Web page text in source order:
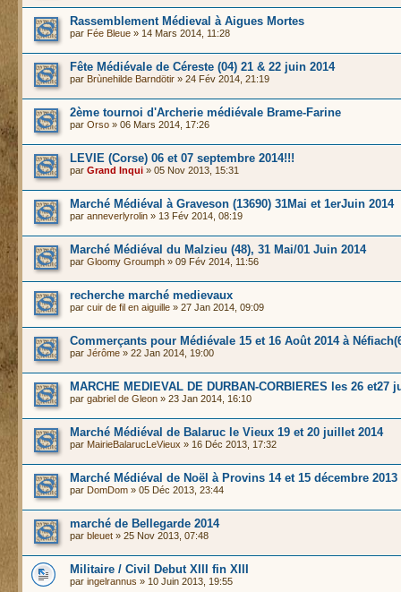
Rassemblement Médieval à Aigues Mortes
par Fée Bleue » 14 Mars 2014, 11:28
Fête Médiévale de Céreste (04) 21 & 22 juin 2014
par Brùnehilde Barndötir » 24 Fév 2014, 21:19
2ème tournoi d'Archerie médiévale Brame-Farine
par Orso » 06 Mars 2014, 17:26
LEVIE (Corse) 06 et 07 septembre 2014!!!
par Grand Inqui » 05 Nov 2013, 15:31
Marché Médiéval à Graveson (13690) 31Mai et 1erJuin 2014
par anneverlyrolin » 13 Fév 2014, 08:19
Marché Médiéval du Malzieu (48), 31 Mai/01 Juin 2014
par Gloomy Groumph » 09 Fév 2014, 11:56
recherche marché medievaux
par cuir de fil en aiguille » 27 Jan 2014, 09:09
Commerçants pour Médiévale 15 et 16 Août 2014 à
par Jérôme » 22 Jan 2014, 19:00
MARCHE MEDIEVAL DE DURBAN-CORBIERES les 26 et27
par gabriel de Gleon » 23 Jan 2014, 16:10
Marché Médiéval de Balaruc le Vieux 19 et 20 juillet 2014
par MairieBalarucLeVieux » 16 Déc 2013, 17:32
Marché Médiéval de Noël à Provins 14 et 15 décembre 2013
par DomDom » 05 Déc 2013, 23:44
marché de Bellegarde 2014
par bleuet » 25 Nov 2013, 07:48
Militaire / Civil Debut XIII fin XIII
par ingelrannus » 10 Juin 2013, 19:55